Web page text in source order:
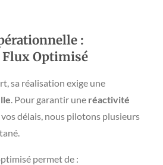
:
Flux Optimisé
sa réalisation exige une
. Pour garantir une réactivité
délais, nous pilotons plusieurs
permet de :